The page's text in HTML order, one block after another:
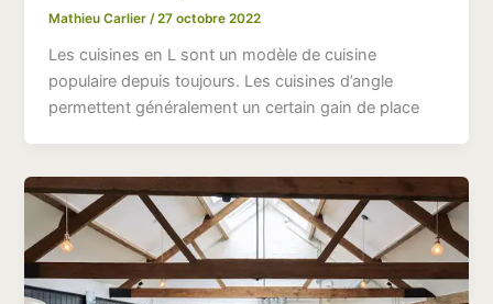
Mathieu Carlier /27 octobre 2022
Les cuisines en L sont un modèle de cuisine
populaire depuis toujours. Les cuisines d’angle
permettent généralement un certain gain de place